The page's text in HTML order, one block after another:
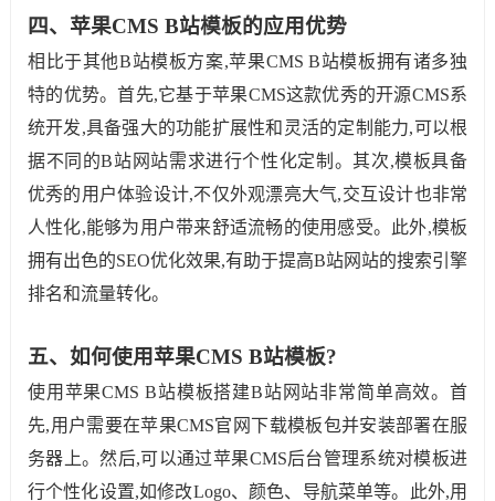
四、苹果CMS B站模板的应用优势
相比于其他B站模板方案,苹果CMS B站模板拥有诸多独
特的优势。首先,它基于苹果CMS这款优秀的开源CMS系
统开发,具备强大的功能扩展性和灵活的定制能力,可以根
据不同的B站网站需求进行个性化定制。其次,模板具备
优秀的用户体验设计,不仅外观漂亮大气,交互设计也非常
人性化,能够为用户带来舒适流畅的使用感受。此外,模板
拥有出色的SEO优化效果,有助于提高B站网站的搜索引擎
排名和流量转化。
五、如何使用苹果CMS B站模板?
使用苹果CMS B站模板搭建B站网站非常简单高效。首
先,用户需要在苹果CMS官网下载模板包并安装部署在服
务器上。然后,可以通过苹果CMS后台管理系统对模板进
行个性化设置,如修改Logo、颜色、导航菜单等。此外,用